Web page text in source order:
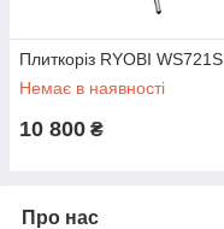
Плиткоріз RYOBI WS721S
Немає в наявності
10 800 ₴
Про нас